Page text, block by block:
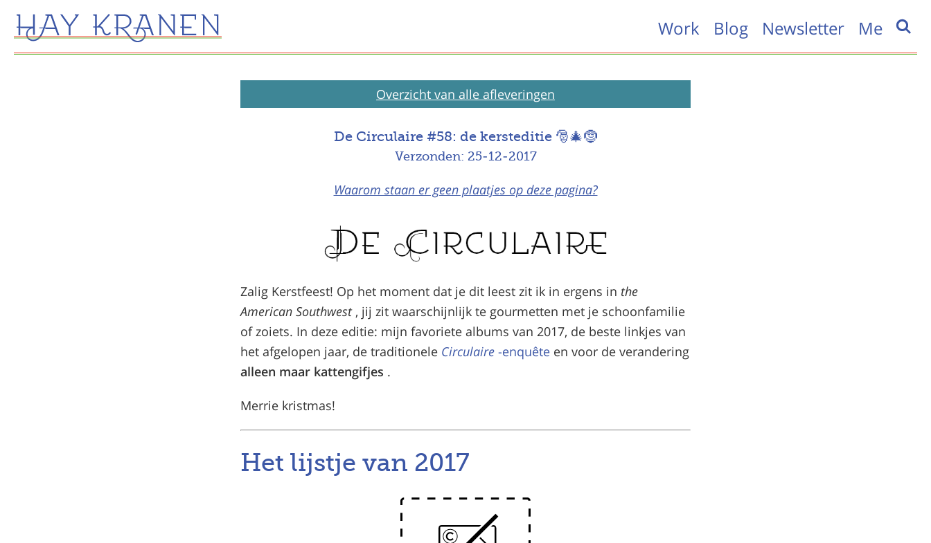
Work Blog Newsletter Me
Overzicht van alle afleveringen
De Circulaire #58: de kersteditie 🎅🎄🤶
Verzonden: 25-12-2017
Waarom staan er geen plaatjes op deze pagina?
Zalig Kerstfeest! Op het moment dat je dit leest zit ik in ergens in the
American Southwest , jij zit waarschijnlijk te gourmetten met je schoonfamilie
of zoiets. In deze editie: mijn favoriete albums van 2017, de beste linkjes van
het afgelopen jaar, de traditionele Circulaire -enquête en voor de verandering
alleen maar kattengifjes .
Merrie kristmas!
Het lijstje van 2017